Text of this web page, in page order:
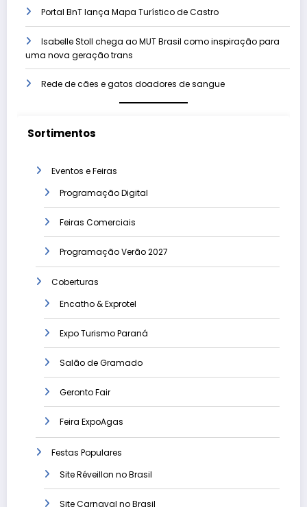
Portal BnT lança Mapa Turístico de Castro
Isabelle Stoll chega ao MUT Brasil como inspiração para
uma nova geração trans
Rede de cães e gatos doadores de sangue
Sortimentos
Eventos e Feiras
Programação Digital
Feiras Comerciais
Programação Verão 2027
Coberturas
Encatho & Exprotel
Expo Turismo Paraná
Salão de Gramado
Geronto Fair
Feira ExpoAgas
Festas Populares
Site Réveillon no Brasil
Site Carnaval no Brasil